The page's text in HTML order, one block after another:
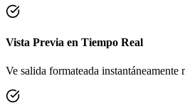
Vista Previa en Tiempo Real
Ve salida formateada instantáneamente